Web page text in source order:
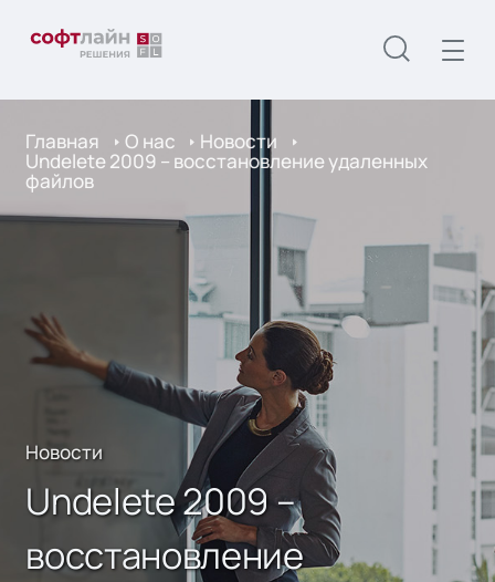
Главная О нас Новости
Undelete 2009 – восстановление удаленных
файлов
Новости
Undelete 2009 –
восстановление